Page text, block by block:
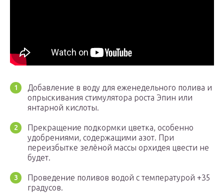
Добавление в воду для еженедельного полива и
опрыскивания стимулятора роста Эпин или
янтарной кислоты.
Прекращение подкормки цветка, особенно
удобрениями, содержащими азот. При
переизбытке зелёной массы орхидея цвести не
будет.
Проведение поливов водой с температурой +35
градусов.